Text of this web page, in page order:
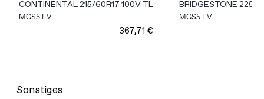
CONTINENTAL 215/60R17 100V TL
MGS5 EV
367,71 €
BRIDGESTONE 225/
MGS5 EV
Sonstiges